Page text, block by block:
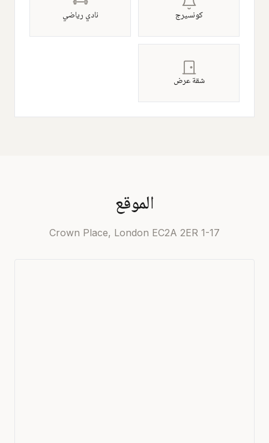
كونسيرج نادي رياضي
شقة عرض
الموقع
1-17 Crown Place, London EC2A 2ER